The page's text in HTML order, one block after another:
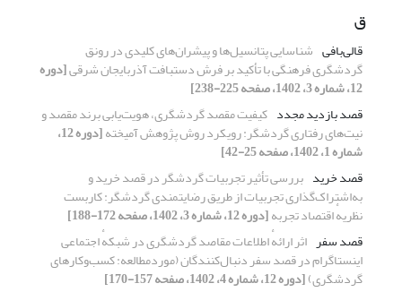
ق
قالی‌بافی شناسایی پتانسیل‌ها و پیشران‌های کلیدی در رونق
گردشگری فرهنگی با تأکید بر فرش دستبافت آذربایجان شرقی[دوره
12، شماره 3، 1402، صفحه 225-238]
قصد بازدید مجدد کیفیت مقصد گردشگری، هویت‌یابی برند مقصد و
نیت‌های رفتاری گردشگر: رویکرد روش پژوهش آمیخته [دوره 12،
شماره 1، 1402، صفحه 25-42]
قصد خرید بررسی تأثیر تجربیات گردشگر در قصد خرید و
به‌اشتراک‌گذاری تجربیات از طریق رضایتمندی گردشگر: کاربست
نظریهٔ اقتصاد تجربه[دوره 12، شماره 3، 1402، صفحه 172-188]
قصد سفر اثر ارائهٔ اطلاعات مقاصد گردشگری در شبکهٔ اجتماعی
اینستاگرام در قصد سفر دنبال‌کنندگان (موردمطالعه: کسب‌وکارهای
گردشگری)[دوره 12، شماره 4، 1402، صفحه 157-170]